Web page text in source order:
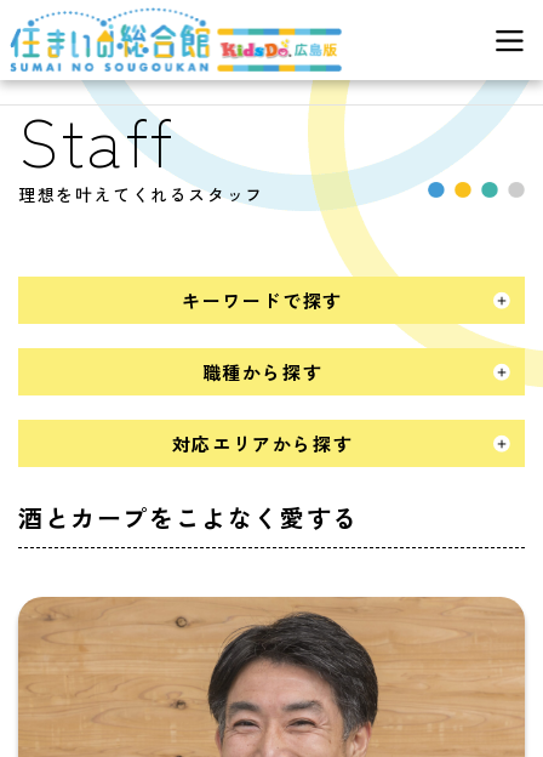
住まいの総合館>スタッフ>酒とカープをこよなく愛
Staff
理想を叶えてくれるスタッフ
キーワードで探す
職種から探す
対応エリアから探す
酒とカープをこよなく愛する